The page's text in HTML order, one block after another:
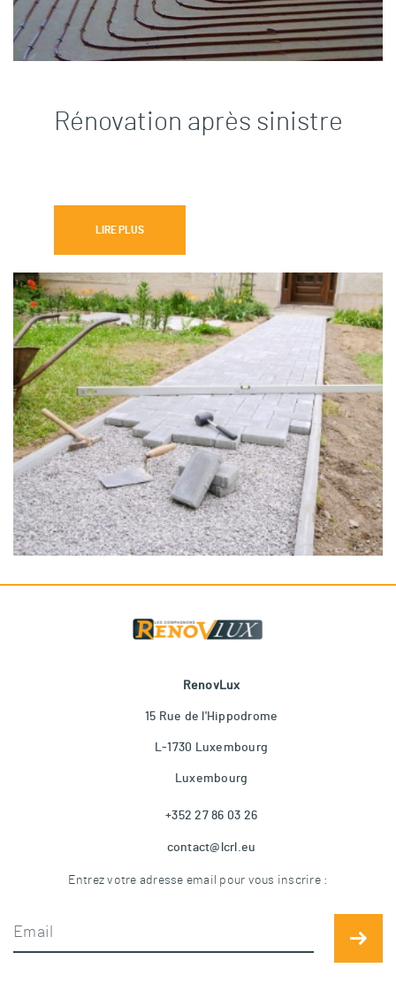
Rénovation après sinistre
LIRE PLUS
RenovLux
15 Rue de l'Hippodrome
L-1730 Luxembourg
Luxembourg
+352 27 86 03 26
contact@lcrl.eu
Entrez votre adresse email pour vous inscrire :